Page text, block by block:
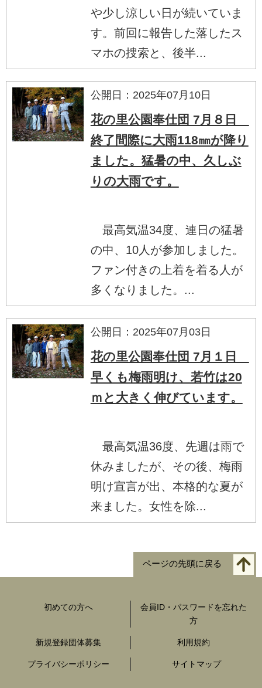
や少し涼しい日が続いていま
す。前回に報告した落したス
マホの捜索と、後半...
公開日：2025年07月10日
花の里公園奉仕団 7月８日
終了間際に大雨118㎜が降り
ました。猛暑の中、久しぶ
りの大雨です。
最高気温34度、連日の猛暑
の中、10人が参加しました。
ファン付きの上着を着る人が
多くなりました。...
公開日：2025年07月03日
花の里公園奉仕団 7月１日
早くも梅雨明け、若竹は20
ｍと大きく伸びています。
最高気温36度、先週は雨で
休みましたが、その後、梅雨
明け宣言が出、本格的な夏が
来ました。女性を除...
ページの先頭に戻る
初めての方へ
会員ID・パスワードを忘れた
方
新規登録団体募集 利用規約
プライバシーポリシー サイトマップ